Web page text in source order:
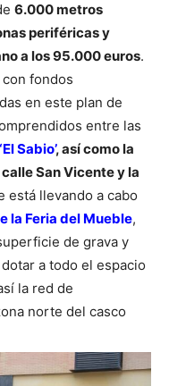
6.000 metros
periféricas y
a los 95.000 euros.
fondos
en este plan de
entre las
Sabio’, así como la
San Vicente y la
está llevando a cabo
la Feria del Mueble,
de grava y
a todo el espacio
la red de
norte del casco